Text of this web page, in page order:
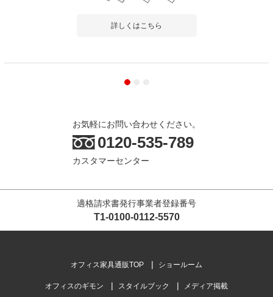
詳しくはこちら
お気軽にお問い合わせください。
0120-535-789
カスタマーセンター
適格請求書発行事業者登録番号
T1-0100-0112-5570
オフィス家具通販TOP ショールーム
オフィスのギモン スタイルブック メディア掲載